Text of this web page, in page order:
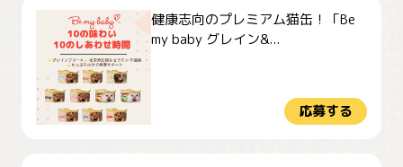
健康志向のプレミアム猫缶！「Be
my baby グレイン&...
応募する